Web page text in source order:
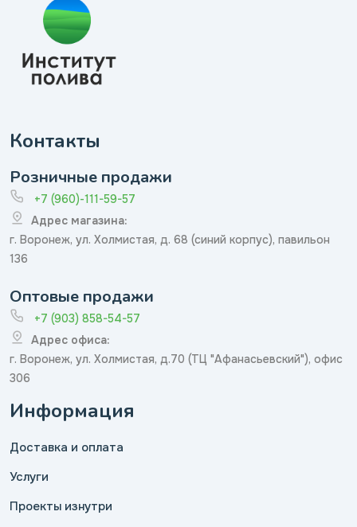
Контакты
Розничные продажи
+7 (960)-111-59-57
Адрес магазина:
г. Воронеж, ул. Холмистая, д. 68 (синий корпус), павильон
136
Оптовые продажи
+7 (903) 858-54-57
Адрес офиса:
г. Воронеж, ул. Холмистая, д.70 (ТЦ "Афанасьевский"), офис
306
Информация
Доставка и оплата
Услуги
Проекты изнутри